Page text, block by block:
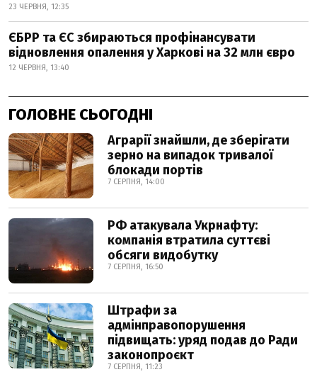
23 ЧЕРВНЯ, 12:35
ЄБРР та ЄС збираються профінансувати
відновлення опалення у Харкові на 32 млн євро
12 ЧЕРВНЯ, 13:40
ГОЛОВНЕ СЬОГОДНІ
Аграрії знайшли, де зберігати
зерно на випадок тривалої
блокади портів
7 СЕРПНЯ, 14:00
РФ атакувала Укрнафту:
компанія втратила суттєві
обсяги видобутку
7 СЕРПНЯ, 16:50
Штрафи за
адмінправопорушення
підвищать: уряд подав до Ради
законопроєкт
7 СЕРПНЯ, 11:23